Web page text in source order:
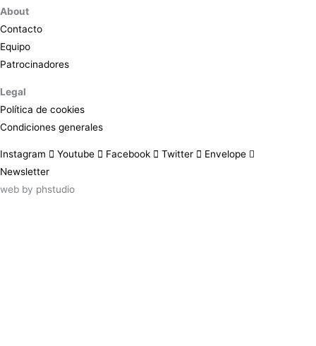
About
Contacto
Equipo
Patrocinadores
Legal
Política de cookies
Condiciones generales
Instagram Youtube Facebook Twitter
Envelope
Newsletter
web by phstudio